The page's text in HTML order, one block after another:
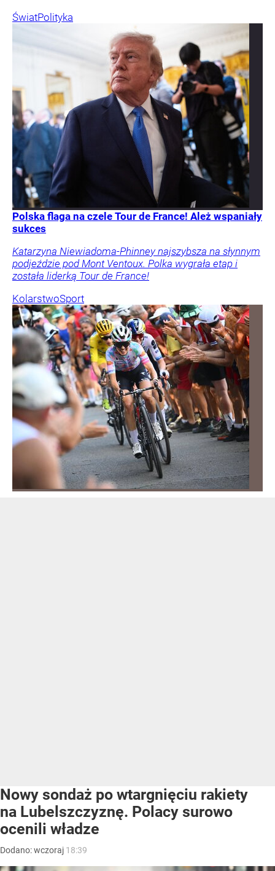
ŚwiatPolityka
Polska flaga na czele Tour de France! Ależ wspaniały
sukces
Katarzyna Niewiadoma-Phinney najszybsza na słynnym
podjeździe pod Mont Ventoux. Polka wygrała etap i
została liderką Tour de France!
KolarstwoSport
Nowy sondaż po wtargnięciu rakiety
na Lubelszczyznę. Polacy surowo
ocenili władze
Dodano:wczoraj 18:39